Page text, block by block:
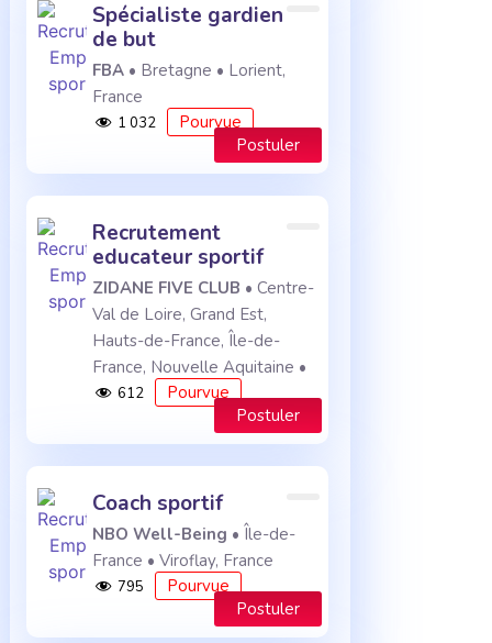
spécialiste gardien
de but
FBA • Bretagne • Lorient,
France
1 032
Pourvue
Postuler
recrutement
educateur sportif
ZIDANE FIVE CLUB • Centre-
Val de Loire, Grand Est,
Hauts-de-France, Île-de-
France, Nouvelle Aquitaine •
612
Pourvue
Postuler
coach sportif
NBO Well-Being • Île-de-
France • Viroflay, France
795
Pourvue
Postuler